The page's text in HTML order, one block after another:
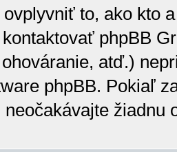
to, ako kto
phpBB
atď.)
phpBB. Pokiaľ
žiadnu